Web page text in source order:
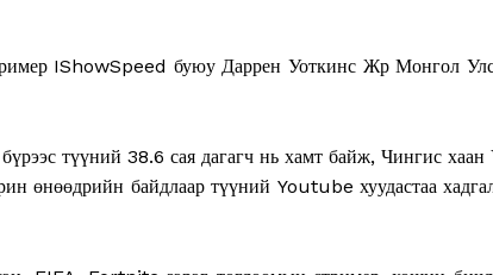
IShowSpeed буюу Даррен Уоткинс Жр Монгол
түүний 38.6 сая дагагч нь хамт байж, Чингис
өнөөдрийн байдлаар түүний Youtube хуудастаа